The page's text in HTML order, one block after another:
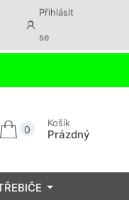
Přihlásit
se
0
Košík
Prázdný